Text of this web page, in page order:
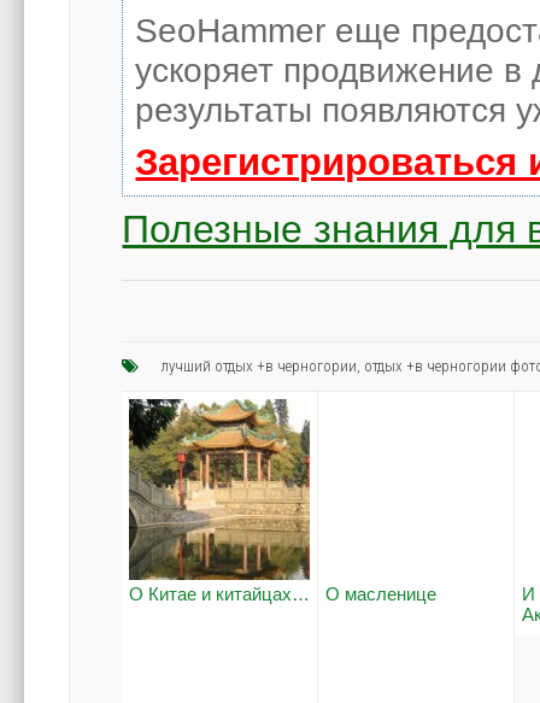
SeoHammer еще
ускоряет продвижение в
результаты появляются
Полезные знания для
лучший отдых +в черногории, отдых +в черногории
О Китае и китайцах… О масленице
И